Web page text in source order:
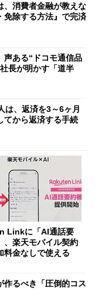
、消費者金融が教えな
免除する方法』で完済
声ある“ドコモ通信品
長が明かす「道半
は、返済を3～6ヶ月
てから返済する手続
Linkに「AI通話要
、楽天モバイル契約
料金なしで使える
作るべき「圧倒的コス